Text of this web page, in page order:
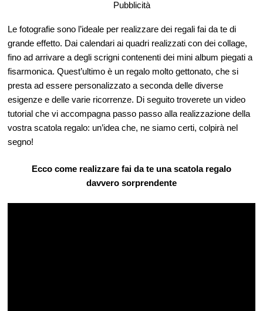
Pubblicità
Le fotografie sono l’ideale per realizzare dei regali fai da te di
grande effetto. Dai calendari ai quadri realizzati con dei collage,
fino ad arrivare a degli scrigni contenenti dei mini album piegati a
fisarmonica. Quest’ultimo è un regalo molto gettonato, che si
presta ad essere personalizzato a seconda delle diverse
esigenze e delle varie ricorrenze. Di seguito troverete un video
tutorial che vi accompagna passo passo alla realizzazione della
vostra scatola regalo: un’idea che, ne siamo certi, colpirà nel
segno!
Ecco come realizzare fai da te una scatola regalo
davvero sorprendente